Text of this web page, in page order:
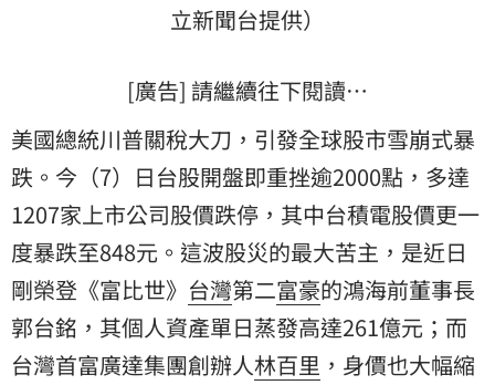
立新聞台提供）
[廣告] 請繼續往下閱讀…
美國總統川普關稅大刀，引發全球股市雪崩式暴
跌。今（7）日台股開盤即重挫逾2000點，多達
1207家上市公司股價跌停，其中台積電股價更一
度暴跌至848元。這波股災的最大苦主，是近日
剛榮登《富比世》 台灣第二富豪的鴻海前董事長
郭台銘，其個人資產單日蒸發高達261億元；而
台灣首富廣達集團創辦人林百里 ，身價也大幅縮